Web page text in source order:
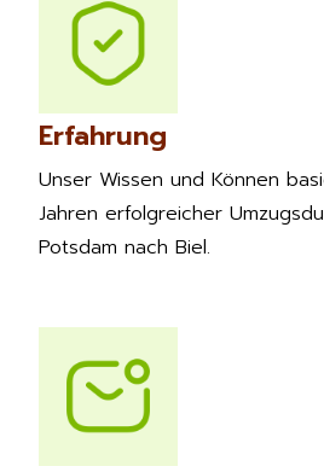
Erfahrung
Unser Wissen und Können
Jahren erfolgreicher
Potsdam nach Biel.